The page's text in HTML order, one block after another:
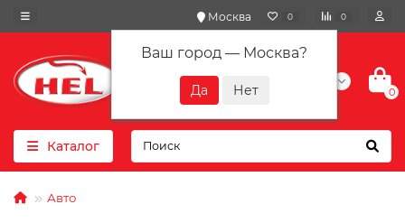
Москва
Ваш город — Москва?
0 0
+7(901) 417-10-01
0
Каталог
Авто